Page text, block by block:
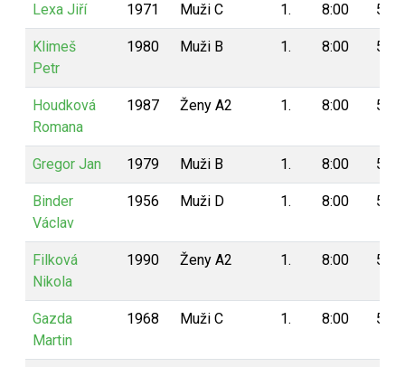
Lexa Jiří 1971 Muži C 1. 8:00 5
Klimeš
Petr
1980 Muži B 1. 8:00 5
Houdková
Romana
1987 Ženy A2 1. 8:00 5
Gregor Jan 1979 Muži B 1. 8:00 5
Binder
Václav
1956 Muži D 1. 8:00 5
Filková
Nikola
1990 Ženy A2 1. 8:00 5
Gazda
Martin
1968 Muži C 1. 8:00 5